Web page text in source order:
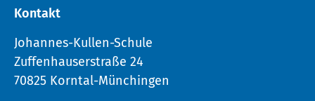
Kontakt
Johannes-Kullen-Schule
Zuffenhauserstraße 24
70825 Korntal-Münchingen